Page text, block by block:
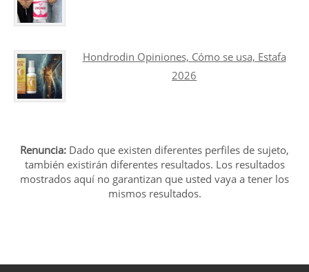
Hondrodin Opiniones, Cómo se usa, Estafa
2026
Renuncia: Dado que existen diferentes perfiles de sujeto,
también existirán diferentes resultados. Los resultados
mostrados aquí no garantizan que usted vaya a tener los
mismos resultados.